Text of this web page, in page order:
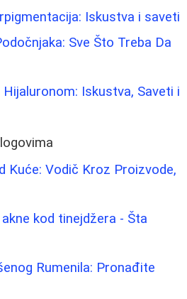
Iskustva i saveti
Sve Što Treba Da
Hijaluronom: Iskustva, Saveti i
Kuće: Vodič Kroz Proizvode,
kod tinejdžera - Šta
Rumenila: Pronađite